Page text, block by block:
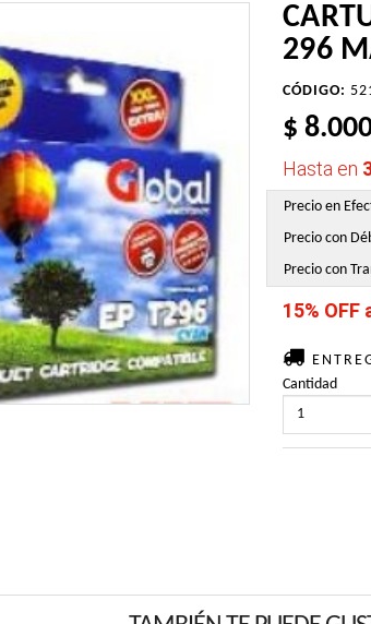
296
CÓDIGO:
$
Hasta en
Precio en
Precio con
Precio con
15%
Cantidad